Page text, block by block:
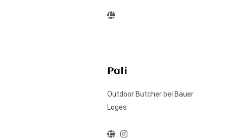
Pati
Outdoor Butcher bei Bauer
Loges